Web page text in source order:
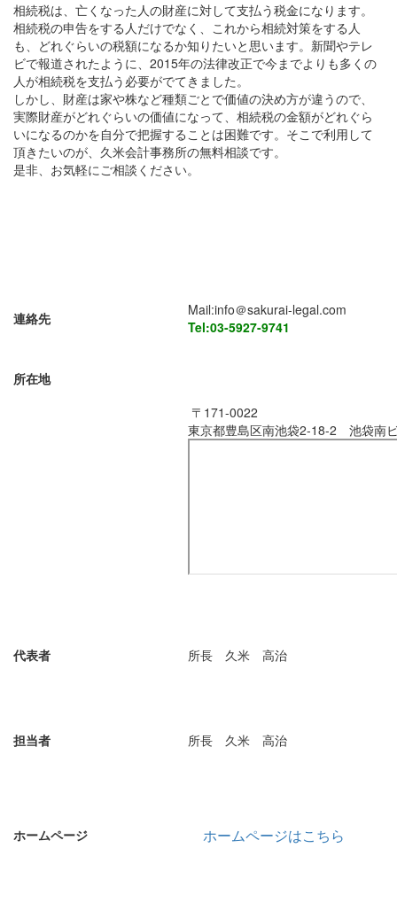
有
相続税は、亡くなった人の財産に対して支払う税金になります。
相続税の申告をする人だけでなく、これから相続対策をする人
も、どれぐらいの税額になるか知りたいと思います。新聞やテレ
ビで報道されたように、2015年の法律改正で今までよりも多くの
人が相続税を支払う必要がでてきました。
しかし、財産は家や株など種類ごとで価値の決め方が違うので、
実際財産がどれぐらいの価値になって、相続税の金額がどれぐら
いになるのかを自分で把握することは困難です。そこで利用して
頂きたいのが、久米会計事務所の無料相談です。
是非、お気軽にご相談ください。
連絡先
Mail:info＠sakurai-legal.com
Tel:03-5927-9741
所在地
〒171-0022
東京都豊島区南池袋2-18-2 池袋南
代表者 所長 久米 高治
担当者 所長 久米 高治
ホームページ ホームページはこちら